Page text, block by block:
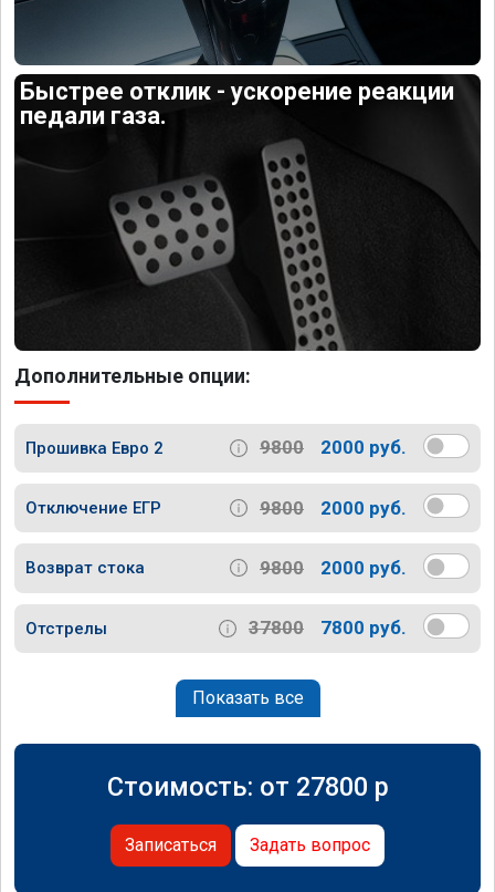
Быстрее отклик - ускорение реакции
педали газа.
Дополнительные опции:
Прошивка Евро 2 9800 2000 руб.
Отключение ЕГР 9800 2000 руб.
Возврат стока 9800 2000 руб.
Отстрелы 37800 7800 руб.
Показать все
Стоимость: от 27800 p
Записаться Задать вопрос